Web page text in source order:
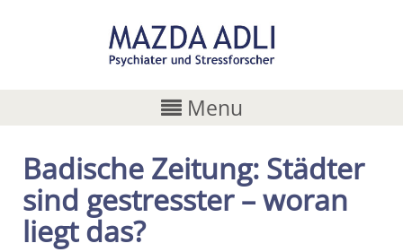
Menu
Badische Zeitung: Städter
sind gestresster – woran
liegt das?